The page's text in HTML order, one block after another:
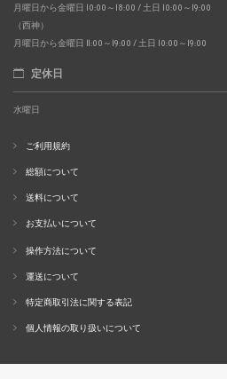
月曜日から金曜日 10:00～18:00 / 土日 10:00～19:00
（西神）
月曜日から金曜日 11:00～19:00 / 土日 10:00～19:00
定休日
水曜日
ご利用規約
総額について
送料について
お支払いについて
操作方法について
運送について
特定商取引法に関する表記
個人情報の取り扱いについて